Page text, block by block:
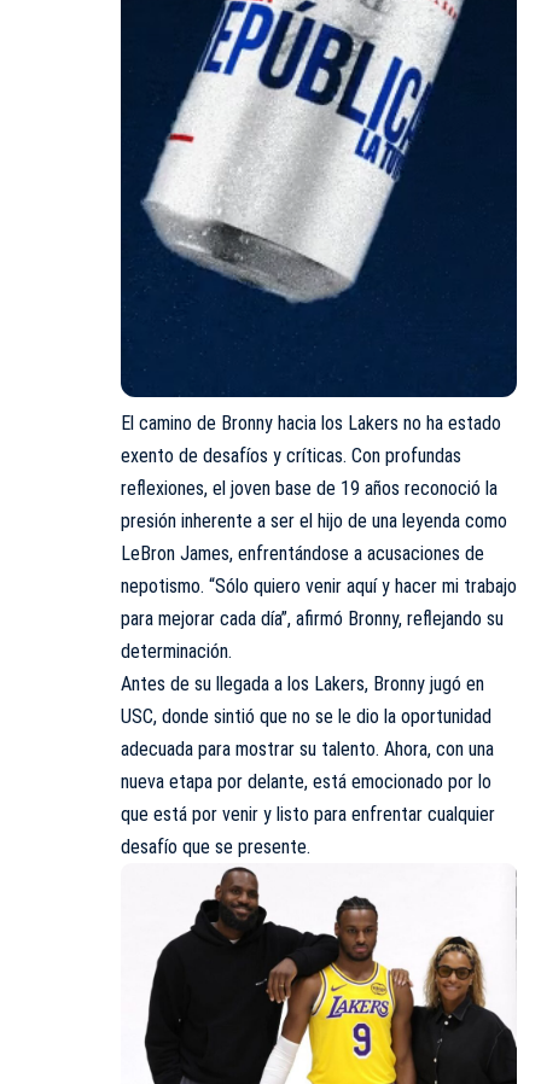
El camino de Bronny hacia los Lakers no ha estado
exento de desafíos y críticas. Con profundas
reflexiones, el joven base de 19 años reconoció la
presión inherente a ser el hijo de una leyenda como
LeBron James, enfrentándose a acusaciones de
nepotismo. “Sólo quiero venir aquí y hacer mi trabajo
para mejorar cada día”, afirmó Bronny, reflejando su
determinación.
Antes de su llegada a los Lakers, Bronny jugó en
USC, donde sintió que no se le dio la oportunidad
adecuada para mostrar su talento. Ahora, con una
nueva etapa por delante, está emocionado por lo
que está por venir y listo para enfrentar cualquier
desafío que se presente.